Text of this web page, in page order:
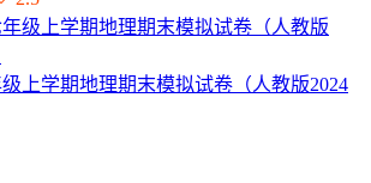
级上学期地理期末模拟试卷（人教版2024